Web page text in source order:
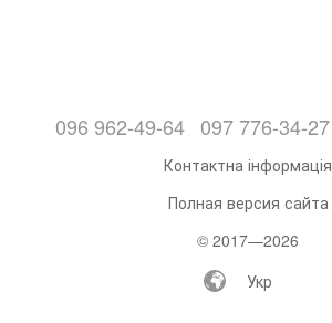
096 962-49-64 097 776-34-27
Контактна інформація
Полная версия сайта
© 2017—2026
Укр